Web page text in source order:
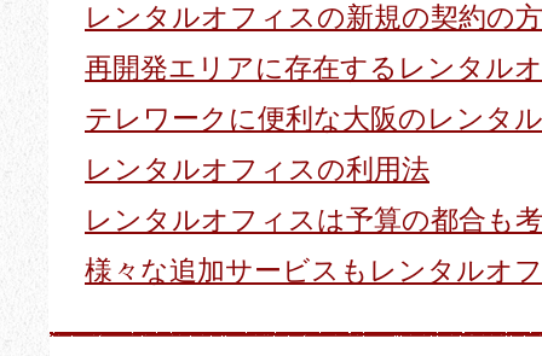
レンタルオフィスの新規の契約の
再開発エリアに存在するレンタル
テレワークに便利な大阪のレンタ
レンタルオフィスの利用法
レンタルオフィスは予算の都合も
様々な追加サービスもレンタルオ